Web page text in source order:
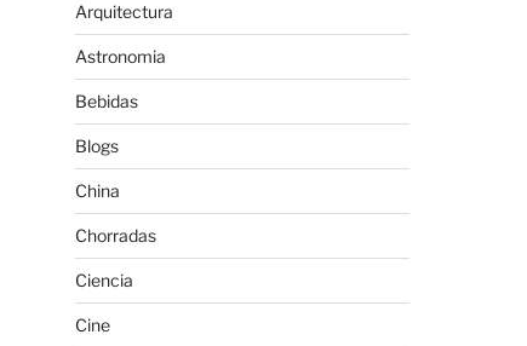
Arquitectura
Astronomia
Bebidas
Blogs
China
Chorradas
Ciencia
Cine